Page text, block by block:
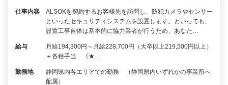
仕事内容
ALSOKを契約するお客様先を訪問し、防犯カメラやセンサー
といったセキュリティシステムを設置します。といっても、
設置工事自体は基本的に協力業者が行うため、あなた…
給与
月給194,300円～月給228,700円（大卒以上219,500円以上）
＋各種手当 《★…
勤務地
静岡県内各エリアでの勤務 （静岡県内いずれかの事業所へ
配属）